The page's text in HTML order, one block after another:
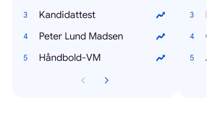
Kandidattest
Peter Lund Madsen
Håndbold-VM